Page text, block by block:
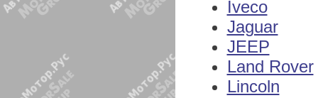
Iveco
Jaguar
JEEP
Land Rover
Lincoln